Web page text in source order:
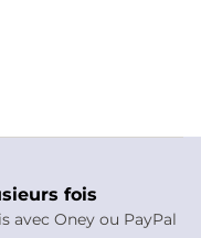
fois
avec Oney ou PayPal